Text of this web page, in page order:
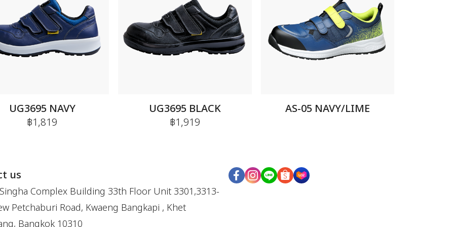
UG3695 NAVY
฿1,819
UG3695 BLACK
฿1,919
AS-05 NAVY/LIME
us
Complex Building 33th Floor Unit 3301,3313-
Petchaburi Road, Kwaeng Bangkapi , Khet
Bangkok 10310